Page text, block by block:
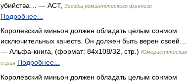
убийства… — АСТ, Звезды романтического фэнтези
Подробнее...
Королевский миньон должен обладать целым сонмом
исключительных качеств. Он должен быть верен своей…
— Альфа-книга, (формат: 84x108/32, стр.) Юмористическая
серия Подробнее...
Королевский миньон должен обладать целым сонмом